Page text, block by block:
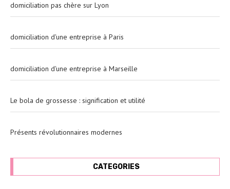
domiciliation pas chère sur Lyon
domiciliation d'une entreprise à Paris
domiciliation d'une entreprise à Marseille
Le bola de grossesse : signification et utilité
Présents révolutionnaires modernes
CATEGORIES